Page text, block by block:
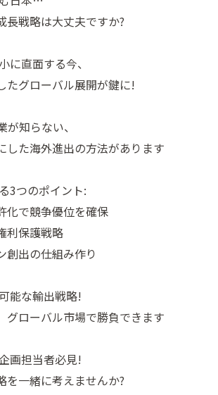
長戦略は大丈夫ですか?
に直面する今、
たグローバル展開が鍵に!
が知らない、
した海外進出の方法があります
3つのポイント:
化で競争優位を確保
利保護戦略
創出の仕組み作り
能な輸出戦略!
グローバル市場で勝負できます
画担当者必見!
を一緒に考えませんか?